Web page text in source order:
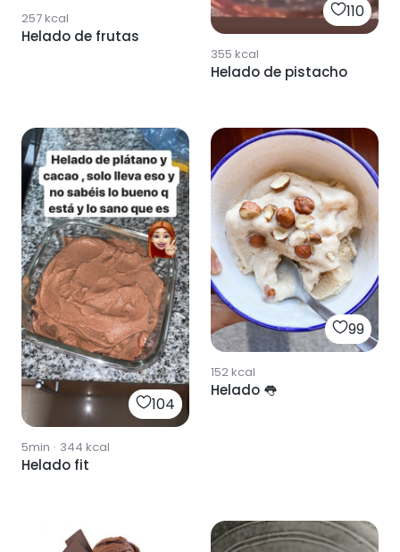
257kcal
Helado de frutas
110
355 kcal
Helado de pistacho
104
5min · 344 kcal
Helado fit
99
152kcal
Helado 👅